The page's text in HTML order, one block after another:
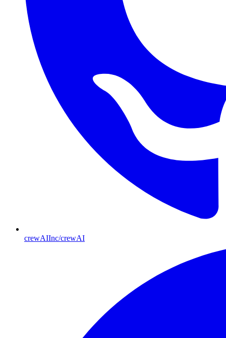
crewAIInc/crewAI